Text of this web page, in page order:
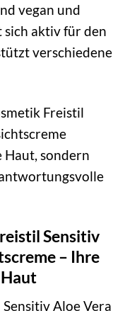
vegan und
aktiv für den
verschiedene
Freistil
sondern
Sensitiv
– Ihre
Aloe Vera